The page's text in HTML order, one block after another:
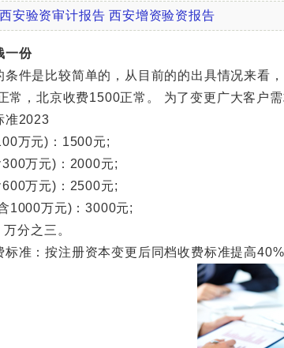
西安验资审计报告 西安增资验资报告
一份
是比较简单的，从目前的的出具情况来看，
常，北京收费1500正常。 为了变更广大客户
2023
万元)：1500元;
万元)：2000元;
万元)：2500元;
万元)：3000元;
分之三。
：按注册资本变更后同档收费标准提高40%